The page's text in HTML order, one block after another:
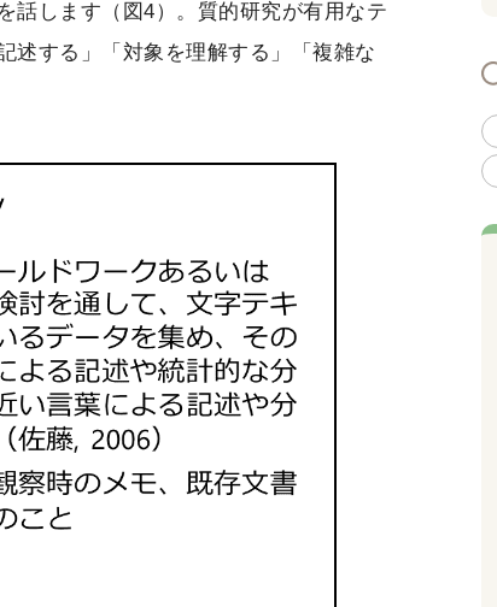
話します（図4）。質的研究が有用なテ
述する」「対象を理解する」「複雑な